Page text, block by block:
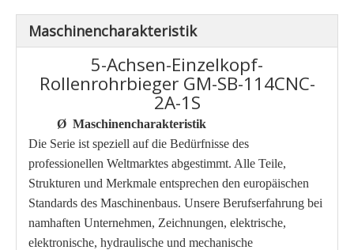
Maschinencharakteristik
5-Achsen-Einzelkopf-
Rollenrohrbieger GM-SB-114CNC-
2A-1S
Ø Maschinencharakteristik
Die Serie ist speziell auf die Bedürfnisse des
professionellen Weltmarktes abgestimmt. Alle Teile,
Strukturen und Merkmale entsprechen den europäischen
Standards des Maschinenbaus. Unsere Berufserfahrung bei
namhaften Unternehmen, Zeichnungen, elektrische,
elektronische, hydraulische und mechanische